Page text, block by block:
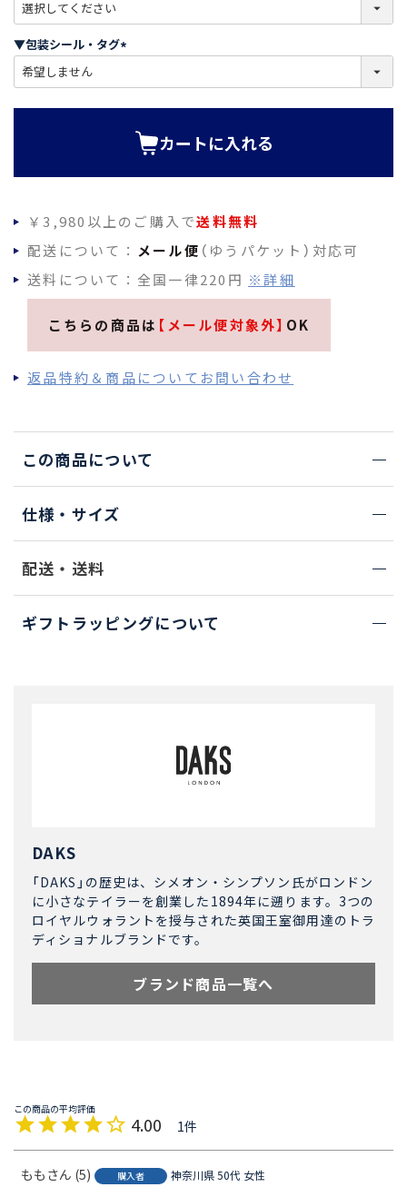
必
須
)
▼包装シール・タグ
必
カートに入れる
￥3,980以上のご購入で送料無料
配送について： メール便 （ゆうパケット）対応可
送料について：全国一律220円 ※詳細
こちらの商品は 【メール便対象外】 OK
返品特約＆商品についてお問い合わせ
この商品について
仕様・サイズ
配送・送料
ギフトラッピングについて
DAKS
「DAKS」の歴史は、シメオン・シンプソン氏がロンドン
に小さなテイラーを創業した1894年に遡ります。3つの
ロイヤルウォラントを授与された英国王室御用達のトラ
ディショナルブランドです。
ブランド商品一覧へ
4.00 1
もも 5 購入者 神奈川県50代 女性